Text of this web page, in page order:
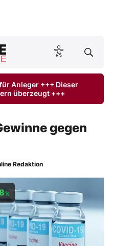
ONLINE lesen
Anleger +++ Dieser
überzeugt +++
gegen
Redaktion
%